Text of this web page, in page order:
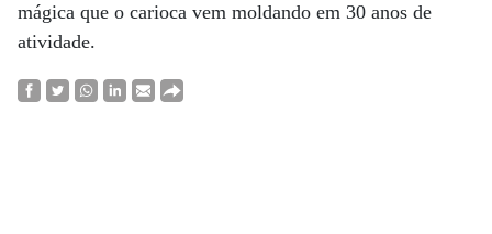
mágica que o carioca vem moldando em 30 anos de
atividade.